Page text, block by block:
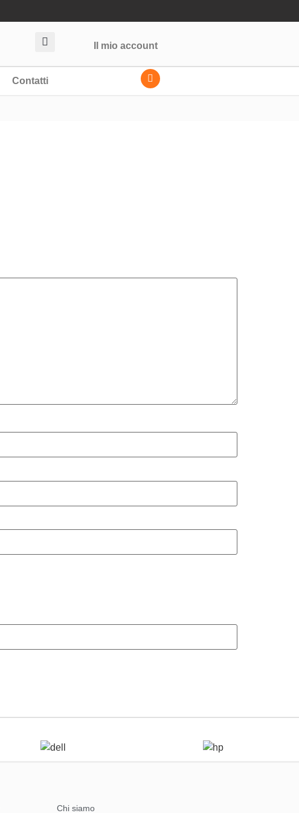
Il mio account
Contatti
Chi siamo